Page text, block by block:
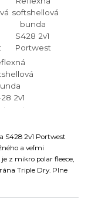
S428 2v1 Portwest
a veľmi
z mikro polar fleece,
Triple Dry. Plne